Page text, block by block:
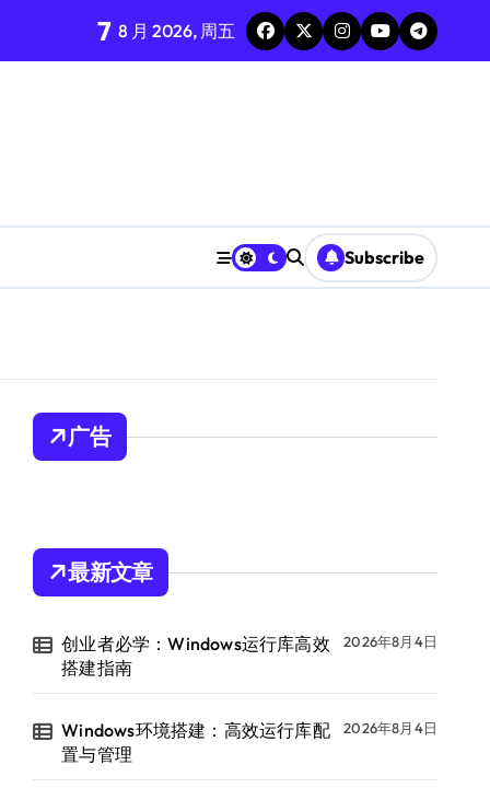
7 8 月 2026, 周五
Subscribe
广告
最新文章
创业者必学：Windows运行库高效
搭建指南
2026年8月4日
Windows环境搭建：高效运行库配
置与管理
2026年8月4日